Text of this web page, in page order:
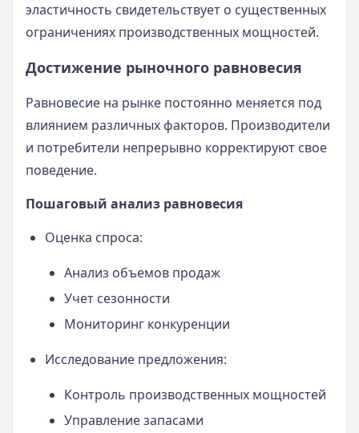
эластичность свидетельствует о существенных
ограничениях производственных мощностей.
Достижение рыночного равновесия
Равновесие на рынке постоянно меняется под
влиянием различных факторов. Производители
и потребители непрерывно корректируют свое
поведение.
Пошаговый анализ равновесия
Оценка спроса:
Анализ объемов продаж
Учет сезонности
Мониторинг конкуренции
Исследование предложения:
Контроль производственных мощностей
Управление запасами